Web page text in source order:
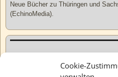
Cookie-
Neue Bücher zu Thüringen und
(EchinoMedia).